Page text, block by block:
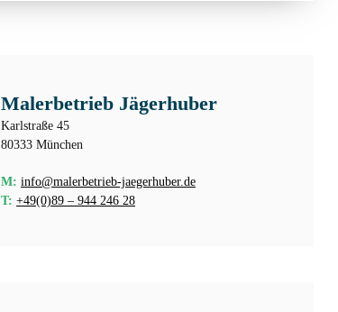
Malerbetrieb Jägerhuber
Karlstraße 45
80333 München
M: info@malerbetrieb-jaegerhuber.de
T: +49(0)89 – 944 246 28